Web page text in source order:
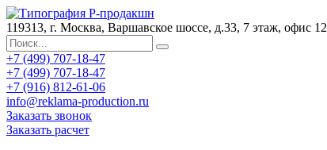
119313, г. Москва, Варшавское шоссе, д.33, 7 этаж, офис 12
+7 (499) 707-18-47
+7 (499) 707-18-47
+7 (916) 812-61-06
info@reklama-production.ru
Заказать звонок
Заказать расчет